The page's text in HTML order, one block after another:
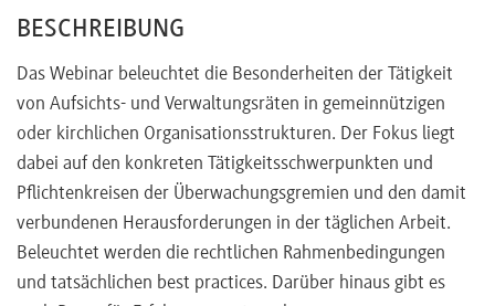
BESCHREIBUNG
Das Webinar beleuchtet die Besonderheiten der Tätigkeit
von Aufsichts- und Verwaltungsräten in gemeinnützigen
oder kirchlichen Organisationsstrukturen. Der Fokus liegt
dabei auf den konkreten Tätigkeitsschwerpunkten und
Pflichtenkreisen der Überwachungsgremien und den damit
verbundenen Herausforderungen in der täglichen Arbeit.
Beleuchtet werden die rechtlichen Rahmenbedingungen
und tatsächlichen best practices. Darüber hinaus gibt es